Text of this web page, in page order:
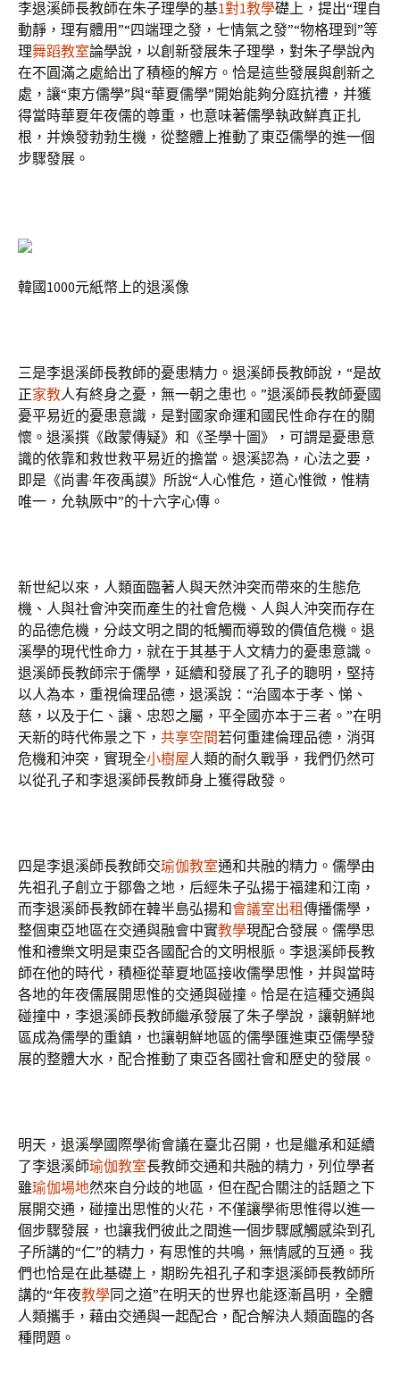
李退溪師長教師在朱子理學的基1對1教學礎上，提出“理自
動靜，理有體用”“四端理之發，七情氣之發”“物格理到”等
理舞蹈教室論學說，以創新發展朱子理學，對朱子學說內
在不圓滿之處給出了積極的解方。恰是這些發展與創新之
處，讓“東方儒學”與“華夏儒學”開始能夠分庭抗禮，并獲
得當時華夏年夜儒的尊重，也意味著儒學執政鮮真正扎
根，并煥發勃勃生機，從整體上推動了東亞儒學的進一個
步驟發展。
韓國1000元紙幣上的退溪像
三是李退溪師長教師的憂患精力。退溪師長教師說，“是故
正家教人有終身之憂，無一朝之患也。”退溪師長教師憂國
憂平易近的憂患意識，是對國家命運和國民性命存在的關
懷。退溪撰《啟蒙傳疑》和《圣學十圖》，可謂是憂患意
識的依靠和救世救平易近的擔當。退溪認為，心法之要，
即是《尚書·年夜禹謨》所說“人心惟危，道心惟微，惟精
唯一，允執厥中”的十六字心傳。
新世紀以來，人類面臨著人與天然沖突而帶來的生態危
機、人與社會沖突而產生的社會危機、人與人沖突而存在
的品德危機，分歧文明之間的牴觸而導致的價值危機。退
溪學的現代性命力，就在于其基于人文精力的憂患意識。
退溪師長教師宗于儒學，延續和發展了孔子的聰明，堅持
以人為本，重視倫理品德，退溪說：“治國本于孝、悌、
慈，以及于仁、讓、忠恕之屬，平全國亦本于三者。”在明
天新的時代佈景之下， 共享空間若何重建倫理品德，消弭
危機和沖突，實現全小樹屋人類的耐久戰爭，我們仍然可
以從孔子和李退溪師長教師身上獲得啟發。
四是李退溪師長教師交瑜伽教室通和共融的精力。儒學由
先祖孔子創立于鄒魯之地，后經朱子弘揚于福建和江南，
而李退溪師長教師在韓半島弘揚和會議室出租傳播儒學，
整個東亞地區在交通與融會中實教學現配合發展。儒學思
惟和禮樂文明是東亞各國配合的文明根脈。李退溪師長教
師在他的時代，積極從華夏地區接收儒學思惟，并與當時
各地的年夜儒展開思惟的交通與碰撞。恰是在這種交通與
碰撞中，李退溪師長教師繼承發展了朱子學說，讓朝鮮地
區成為儒學的重鎮，也讓朝鮮地區的儒學匯進東亞儒學發
展的整體大水，配合推動了東亞各國社會和歷史的發展。
明天，退溪學國際學術會議在臺北召開，也是繼承和延續
了李退溪師瑜伽教室長教師交通和共融的精力，列位學者
雖瑜伽場地然來自分歧的地區，但在配合關注的話題之下
展開交通，碰撞出思惟的火花，不僅讓學術思惟得以進一
個步驟發展，也讓我們彼此之間進一個步驟感觸感染到孔
子所講的“仁”的精力，有思惟的共鳴，無情感的互通。我
們也恰是在此基礎上，期盼先祖孔子和李退溪師長教師所
講的“年夜教學同之道”在明天的世界也能逐漸昌明，全體
人類攜手，藉由交通與一起配合，配合解決人類面臨的各
種問題。